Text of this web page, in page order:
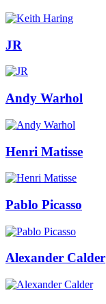
JR
Andy Warhol
Henri Matisse
Pablo Picasso
Alexander Calder